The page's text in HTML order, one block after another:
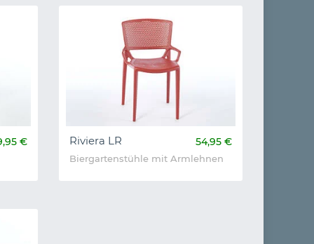
€ Riviera LR 54,95 €
Biergartenstühle mit Armlehnen